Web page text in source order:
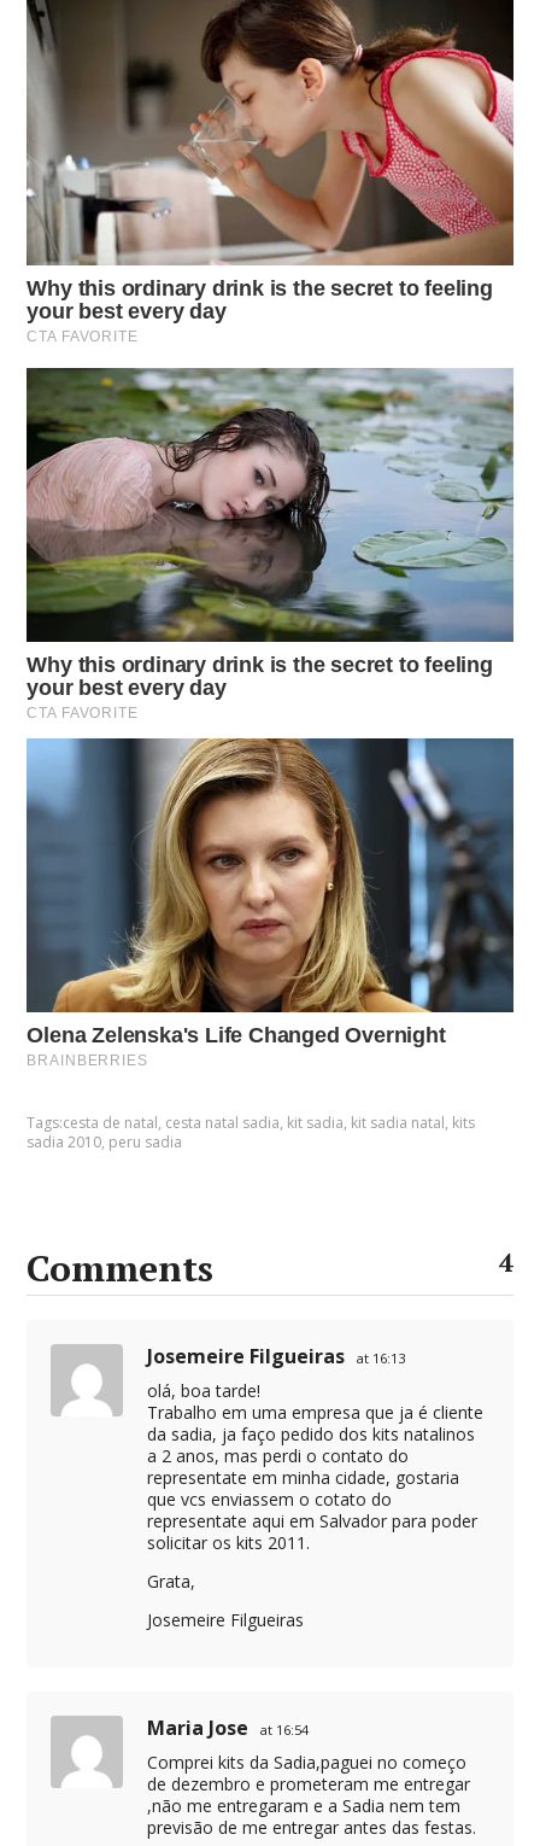
Tags:cesta de natal, cesta natal sadia, kit sadia, kit sadia natal, kits
sadia 2010, peru sadia
Comments 4
Josemeire Filgueiras at 16:13
olá, boa tarde!
Trabalho em uma empresa que ja é cliente
da sadia, ja faço pedido dos kits natalinos
a 2 anos, mas perdi o contato do
representate em minha cidade, gostaria
que vcs enviassem o cotato do
representate aqui em Salvador para poder
solicitar os kits 2011.
Grata,
Josemeire Filgueiras
Maria Jose at 16:54
Comprei kits da Sadia,paguei no começo
de dezembro e prometeram me entregar
,não me entregaram e a Sadia nem tem
previsão de me entregar antes das festas.